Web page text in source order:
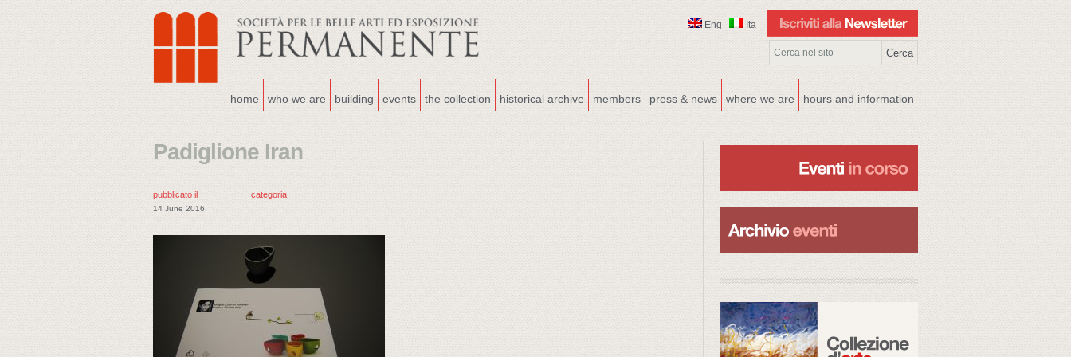
Eng Ita
home who we are building events the collection historical archive members press & news where we are hours and information
Padiglione Iran
pubblicato il
14 June 2016
categoria